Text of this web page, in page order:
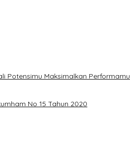
Potensimu Maksimalkan Performamu
No 15 Tahun 2020